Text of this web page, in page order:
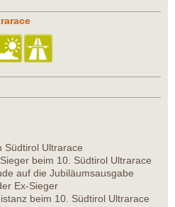
Südtirol Ultrarace
beim 10. Südtirol Ultrarace
auf die Jubiläumsausgabe
Ex-Sieger
beim 10. Südtirol Ultrarace